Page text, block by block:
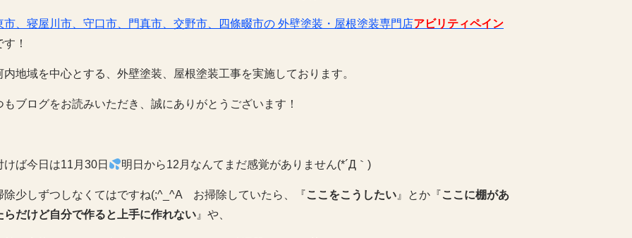
市、寝屋川市、守口市、門真市、交野市、四條畷市の 外壁塗装・屋根塗装専門店アビリティペイン
す！
内地域を中心とする、外壁塗装、屋根塗装工事を実施しております。
もブログをお読みいただき、誠にありがとうございます！
けば今日は11月30日 明日から12月なんてまだ感覚がありません(*´Д｀)
除少しずつしなくてはですね(;^_^A お掃除していたら、『ここをこうしたい 』とか『ここに棚があ
らだけど自分で作ると上手に作れない 』や、